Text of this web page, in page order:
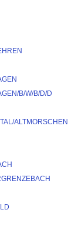
B/W/B/D/D
ALTMORSCHEN